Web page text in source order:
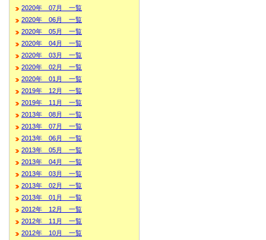
2020年 07月 一覧
2020年 06月 一覧
2020年 05月 一覧
2020年 04月 一覧
2020年 03月 一覧
2020年 02月 一覧
2020年 01月 一覧
2019年 12月 一覧
2019年 11月 一覧
2013年 08月 一覧
2013年 07月 一覧
2013年 06月 一覧
2013年 05月 一覧
2013年 04月 一覧
2013年 03月 一覧
2013年 02月 一覧
2013年 01月 一覧
2012年 12月 一覧
2012年 11月 一覧
2012年 10月 一覧